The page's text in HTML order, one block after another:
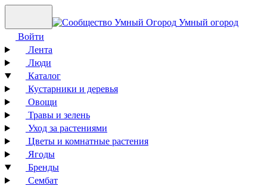
Умный огород
Войти
Лента
Люди
Каталог
Кустарники и деревья
Овощи
Травы и зелень
Уход за растениями
Цветы и комнатные растения
Ягоды
Бренды
Сембат